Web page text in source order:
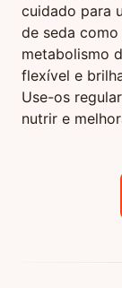
cuidado para
de seda
metabolismo
flexível e
Use-os
nutrir e